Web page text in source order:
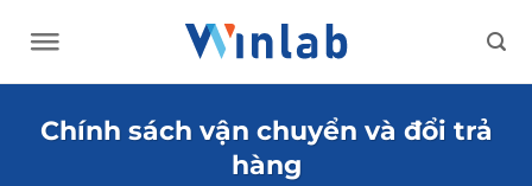
Chính sách vận chuyển và đổi trả
hàng